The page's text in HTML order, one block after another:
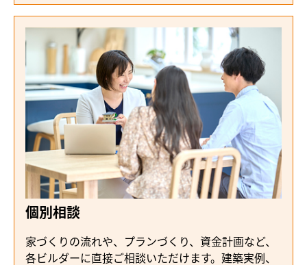
個別相談
家づくりの流れや、プランづくり、資金計画など、
各ビルダーに直接ご相談いただけます。建築実例、